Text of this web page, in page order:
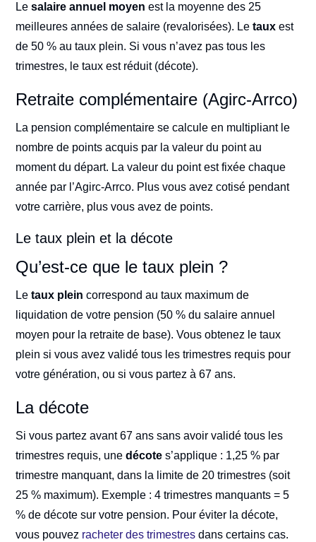
Lesalaire annuel moyen est la moyenne des 25
meilleures années de salaire (revalorisées). Letaux est
de 50 % au taux plein. Si vous n’avez pas tous les
trimestres, le taux est réduit (décote).
Retraite complémentaire (Agirc-Arrco)
La pension complémentaire se calcule en multipliant le
nombre de points acquis par la valeur du point au
moment du départ. La valeur du point est fixée chaque
année par l’Agirc-Arrco. Plus vous avez cotisé pendant
votre carrière, plus vous avez de points.
Le taux plein et la décote
Qu’est-ce que le taux plein ?
Letaux plein correspond au taux maximum de
liquidation de votre pension (50 % du salaire annuel
moyen pour la retraite de base). Vous obtenez le taux
plein si vous avez validé tous les trimestres requis pour
votre génération, ou si vous partez à 67 ans.
La décote
Si vous partez avant 67 ans sans avoir validé tous les
trimestres requis, unedécote s’applique : 1,25 % par
trimestre manquant, dans la limite de 20 trimestres (soit
25 % maximum). Exemple : 4 trimestres manquants = 5
% de décote sur votre pension. Pour éviter la décote,
vous pouvez racheter des trimestres dans certains cas.